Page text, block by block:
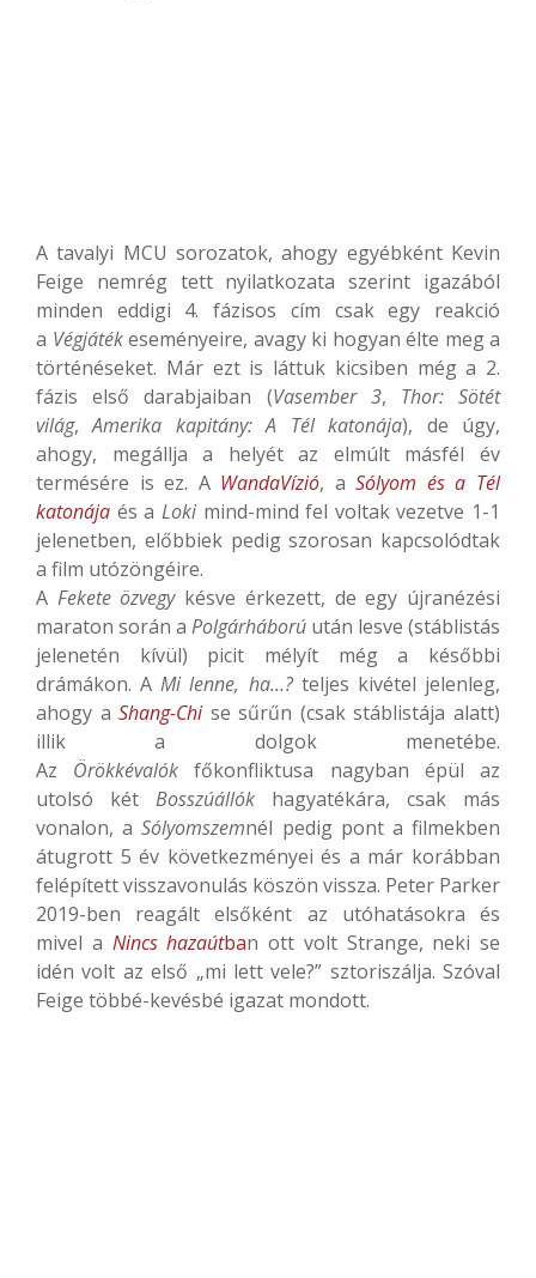
A tavalyi MCU sorozatok, ahogy egyébként Kevin
Feige nemrég tett nyilatkozata szerint igazából
minden eddigi 4. fázisos cím csak egy reakció
a Végjátékeseményeire, avagy ki hogyan élte meg a
történéseket. Már ezt is láttuk kicsiben még a 2.
fázis első darabjaiban (Vasember 3, Thor: Sötét
világ,Amerika kapitány: A Tél katonája), de úgy,
ahogy, megállja a helyét az elmúlt másfél év
termésére is ez. A WandaVízió, aSólyom és a Tél
katonája és a Lokimind-mind fel voltak vezetve 1-1
jelenetben, előbbiek pedig szorosan kapcsolódtak
a film utózöngéire.
A Fekete özvegykésve érkezett, de egy újranézési
maraton során a Polgárháború után lesve (stáblistás
jelenetén kívül) picit mélyít még a későbbi
drámákon. AMi lenne, ha…?teljes kivétel jelenleg,
ahogy aShang-Chi se sűrűn (csak stáblistája alatt)
illik a dolgok menetébe.
Az Örökkévalók főkonfliktusa nagyban épül az
utolsó két Bosszúállók hagyatékára, csak más
vonalon, aSólyomszemnél pedig pont a filmekben
átugrott 5 év következményei és a már korábban
felépített visszavonulás köszön vissza. Peter Parker
2019-ben reagált elsőként az utóhatásokra és
mivel a Nincs hazaútban ott volt Strange, neki se
idén volt az első „mi lett vele?” sztoriszálja. Szóval
Feige többé-kevésbé igazat mondott.